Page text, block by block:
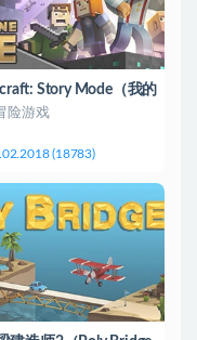
Story Mode（我的
故事模式）
险游戏
(18783)